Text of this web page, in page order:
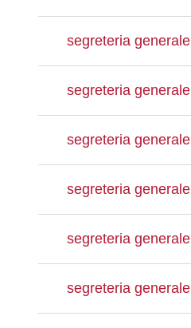
segreteria generale
segreteria generale
segreteria generale
segreteria generale
segreteria generale
segreteria generale